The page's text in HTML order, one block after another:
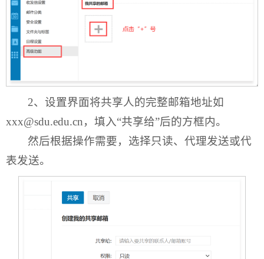
2、设置界面将共享人的完整邮箱地址如
xxx@sdu.edu.cn，填入“共享给”后的方框内。
然后根据操作需要，选择只读、代理发送或代
表发送。